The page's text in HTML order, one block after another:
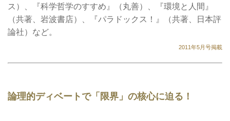
ス）、『科学哲学のすすめ』（丸善）、『環境と人間』
（共著、岩波書店）、『パラドックス！』（共著、日本評
論社）など。
2011年5月号掲載
論理的ディベートで「限界」の核心に迫る！